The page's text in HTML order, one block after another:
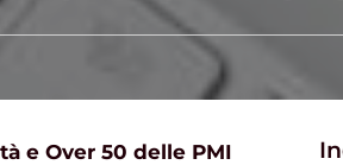
e Over 50 delle PMI